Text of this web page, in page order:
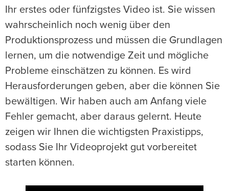
Ihr erstes oder fünfzigstes Video ist. Sie wissen
wahrscheinlich noch wenig über den
Produktionsprozess und müssen die Grundlagen
lernen, um die notwendige Zeit und mögliche
Probleme einschätzen zu können. Es wird
Herausforderungen geben, aber die können Sie
bewältigen. Wir haben auch am Anfang viele
Fehler gemacht, aber daraus gelernt. Heute
zeigen wir Ihnen die wichtigsten Praxistipps,
sodass Sie Ihr Videoprojekt gut vorbereitet
starten können.